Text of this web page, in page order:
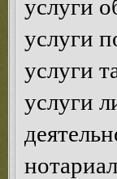
услуги
услуги
услуги
услуги